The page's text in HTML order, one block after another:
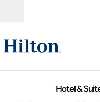
Hotel &